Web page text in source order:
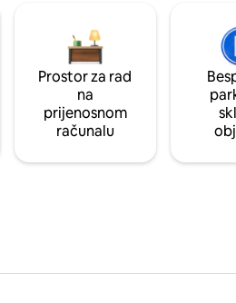
Prostor za rad
na
prijenosnom
računalu